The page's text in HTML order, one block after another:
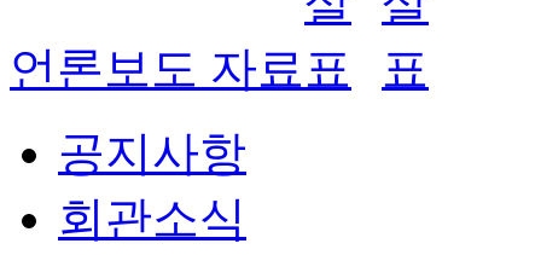
언론보도 자료
공지사항
회관소식